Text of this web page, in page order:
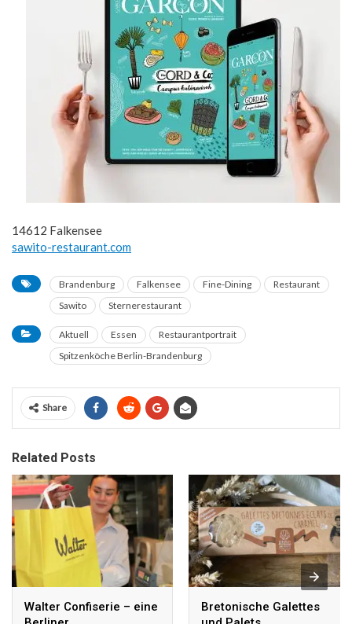
14612 Falkensee
sawito-restaurant.com
Brandenburg Falkensee Fine-Dining
Restaurant
Sawito
Sternerestaurant
Aktuell Essen
Restaurantportrait
Spitzenköche Berlin-Brandenburg
Share
Related Posts
Walter Confiserie – eine
Bretonische Galettes